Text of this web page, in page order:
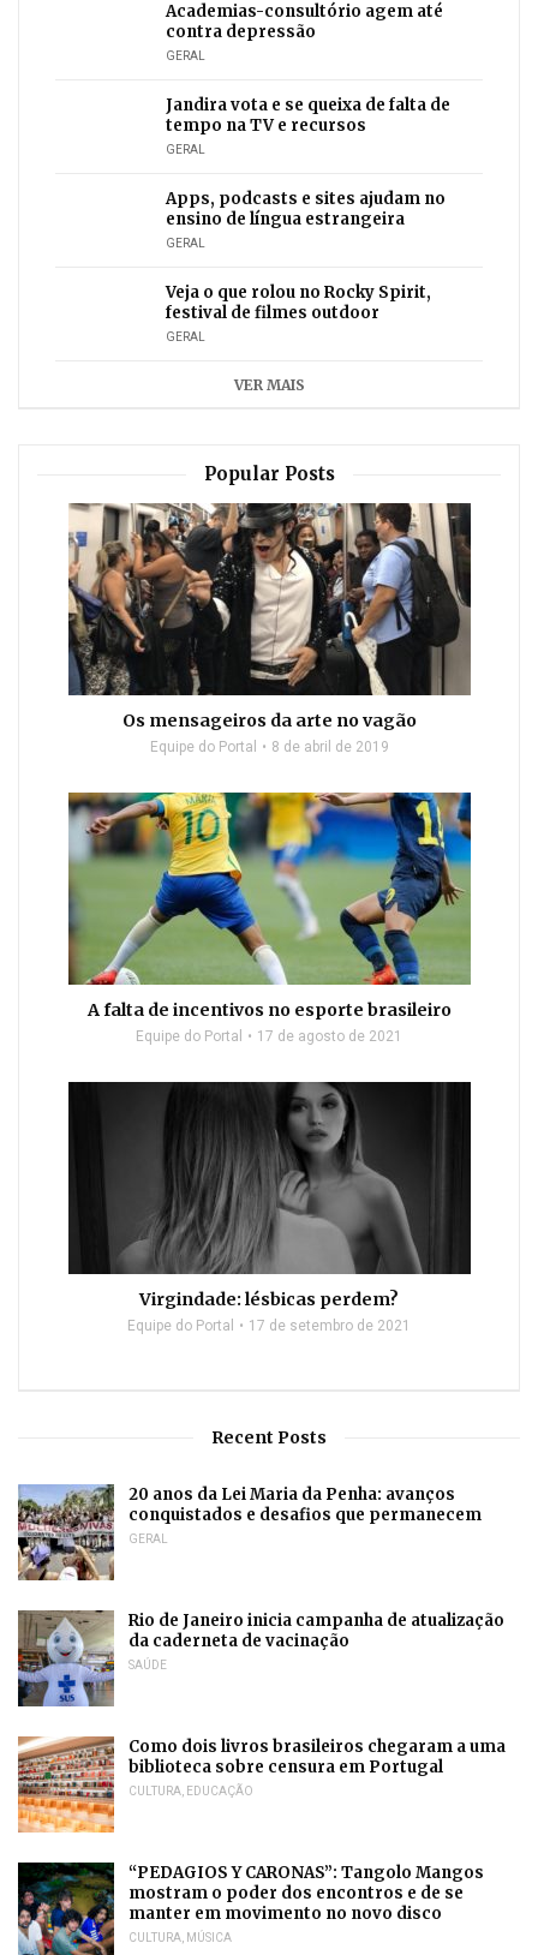
Academias-consultório agem até
contra depressão
GERAL
Jandira vota e se queixa de falta de
tempo na TV e recursos
GERAL
Apps, podcasts e sites ajudam no
ensino de língua estrangeira
GERAL
Veja o que rolou no Rocky Spirit,
festival de filmes outdoor
GERAL
VER MAIS
Popular Posts
Os mensageiros da arte no vagão
Equipe do Portal 8 de abril de 2019
A falta de incentivos no esporte brasileiro
Equipe do Portal 17 de agosto de 2021
Virgindade: lésbicas perdem?
Equipe do Portal 17 de setembro de 2021
Recent Posts
20 anos da Lei Maria da Penha: avanços
conquistados e desafios que permanecem
GERAL
Rio de Janeiro inicia campanha de atualização
da caderneta de vacinação
SAÚDE
Como dois livros brasileiros chegaram a uma
biblioteca sobre censura em Portugal
CULTURA, EDUCAÇÃO
“PEDAGIOS Y CARONAS”: Tangolo Mangos
mostram o poder dos encontros e de se
manter em movimento no novo disco
CULTURA, MÚSICA